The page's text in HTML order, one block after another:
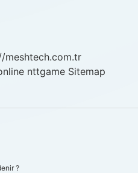
meshtech.com.tr
nttgame Sitemap
?